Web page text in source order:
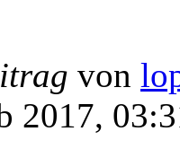
von
2017,